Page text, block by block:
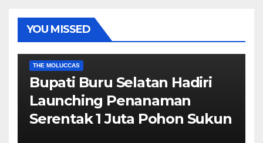
YOU MISSED
THE MOLUCCAS
Bupati Buru Selatan Hadiri
Launching Penanaman
Serentak 1 Juta Pohon Sukun